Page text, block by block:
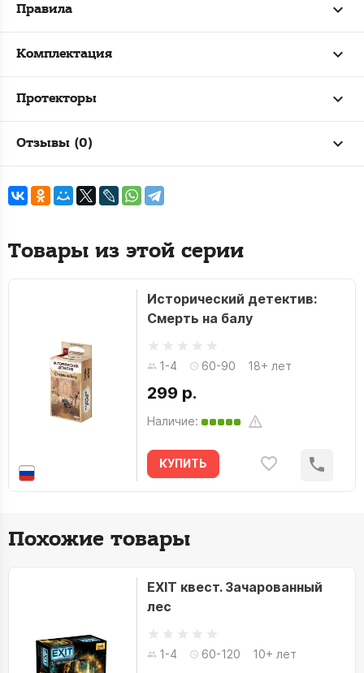
Правила
Комплектация
Протекторы
Отзывы (0)
Товары из этой серии
Исторический детектив:
Смерть на балу
1-4 60-90 18+ лет
299 р.
Наличие:
КУПИТЬ
Похожие товары
EXIT квест. Зачарованный
лес
1-4 60-120 10+ лет